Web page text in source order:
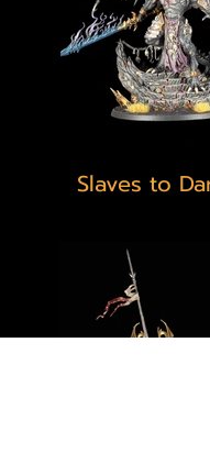
Slaves to